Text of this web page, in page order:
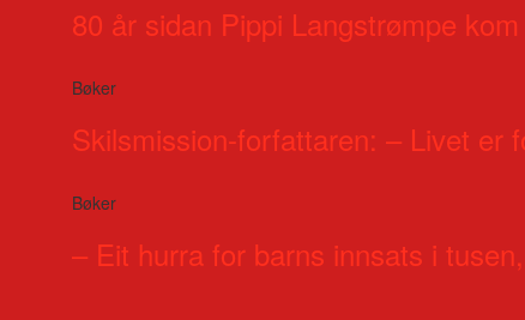
80 år sidan Pippi Langstrømpe
Bøker
Skilsmission-forfattaren: – Livet er
Bøker
– Eit hurra for barns innsats i